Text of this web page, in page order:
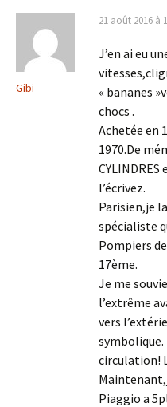
Gibi
21 août 2016 à
J’en ai eu
« bananes
chocs .
Achetée en
1970.De
l’écrivez.
Parisien,je
spécialiste
Pompiers
17ème.
Je me
l’extrême
vers
symbolique.
circulation!
Piaggio a